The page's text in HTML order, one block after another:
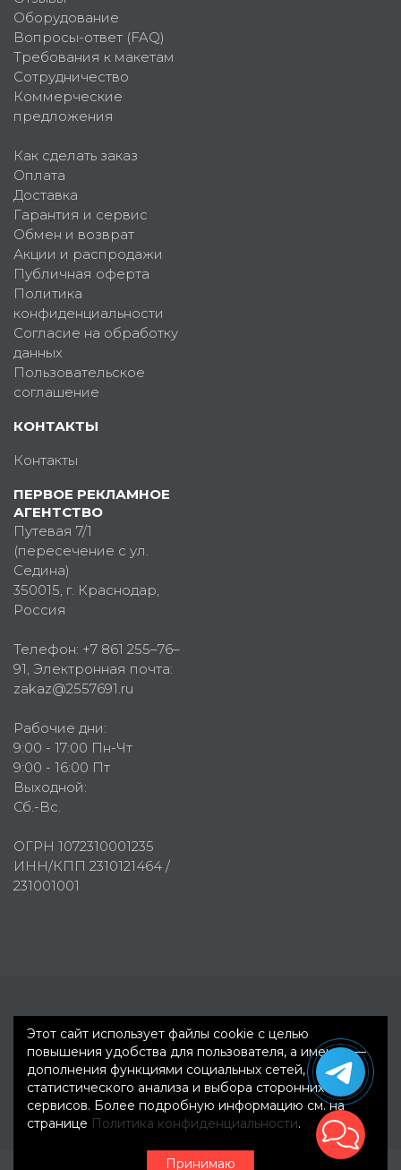
Оборудование
Вопросы-ответ (FAQ)
Требования к макетам
Сотрудничество
Коммерческие
предложения
Как сделать заказ
Оплата
Доставка
Гарантия и сервис
Обмен и возврат
Акции и распродажи
Публичная оферта
Политика
конфиденциальности
Согласие на обработку
данных
Пользовательское
соглашение
КОНТАКТЫ
Контакты
ПЕРВОЕ РЕКЛАМНОЕ
АГЕНТСТВО
Путевая 7/1
(пересечение с ул.
Седина)
350015, г. Краснодар,
Россия
Телефон: +7 861 255–76–
91, Электронная почта:
zakaz@2557691.ru
Рабочие дни:
9:00 - 17:00 Пн-Чт
9:00 - 16:00 Пт
Выходной:
Сб.-Вс.
ОГРН 1072310001235
ИНН/КПП 2310121464 /
231001001
Этот сайт использует файлы cookie с целью
повышения удобства для пользователя, а именно —
дополнения функциями социальных сетей,
статистического анализа и выбора сторонних
сервисов. Более подробную информацию см. на
странице Политика конфиденциальности.
Принимаю